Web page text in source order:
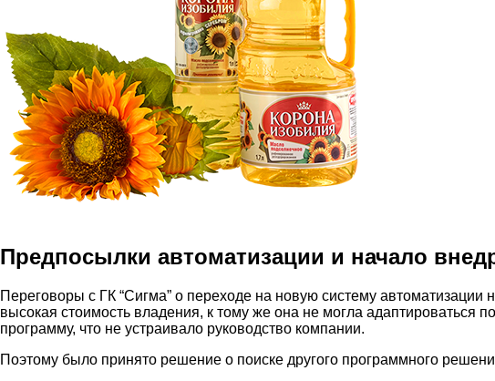
Предпосылки автоматизации и начало
Переговоры с ГК “Сигма” о переходе на новую систему
высокая стоимость владения, к тому же она не могла адаптироваться
программу, что не устраивало руководство компании.
Поэтому было принято решение о поиске другого программного